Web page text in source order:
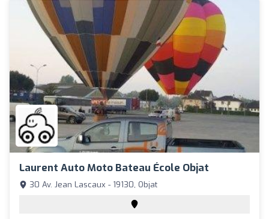
Laurent Auto Moto Bateau École Objat
30 Av. Jean Lascaux - 19130, Objat